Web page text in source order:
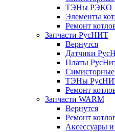
ТЭНы РЭКО
Элементы
Ремонт
Запчасти РусНИТ
Вернутся
Датчики
Платы
ТЭНы
Ремонт
Запчасти WARM
Вернутся
Ремонт
Аксессуары